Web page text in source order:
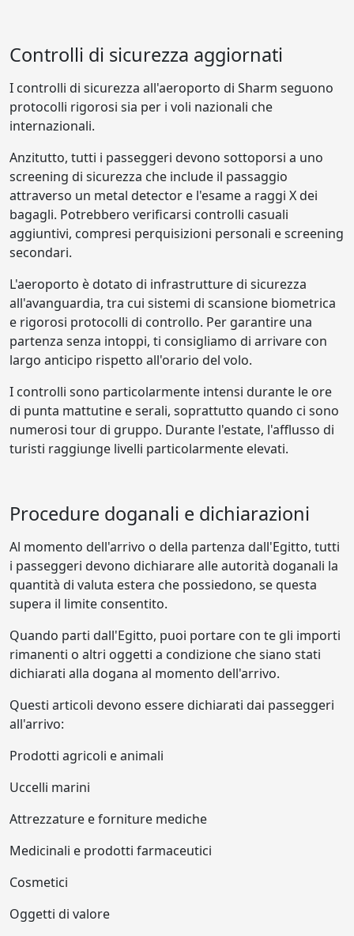
Controlli di sicurezza aggiornati
I controlli di sicurezza all'aeroporto di Sharm seguono
protocolli rigorosi sia per i voli nazionali che
internazionali.
Anzitutto, tutti i passeggeri devono sottoporsi a uno
screening di sicurezza che include il passaggio
attraverso un metal detector e l'esame a raggi X dei
bagagli. Potrebbero verificarsi controlli casuali
aggiuntivi, compresi perquisizioni personali e screening
secondari.
L'aeroporto è dotato di infrastrutture di sicurezza
all'avanguardia, tra cui sistemi di scansione biometrica
e rigorosi protocolli di controllo. Per garantire una
partenza senza intoppi, ti consigliamo di arrivare con
largo anticipo rispetto all'orario del volo.
I controlli sono particolarmente intensi durante le ore
di punta mattutine e serali, soprattutto quando ci sono
numerosi tour di gruppo. Durante l'estate, l'afflusso di
turisti raggiunge livelli particolarmente elevati.
Procedure doganali e dichiarazioni
Al momento dell'arrivo o della partenza dall'Egitto, tutti
i passeggeri devono dichiarare alle autorità doganali la
quantità di valuta estera che possiedono, se questa
supera il limite consentito.
Quando parti dall'Egitto, puoi portare con te gli importi
rimanenti o altri oggetti a condizione che siano stati
dichiarati alla dogana al momento dell'arrivo.
Questi articoli devono essere dichiarati dai passeggeri
all'arrivo:
Prodotti agricoli e animali
Uccelli marini
Attrezzature e forniture mediche
Medicinali e prodotti farmaceutici
Cosmetici
Oggetti di valore